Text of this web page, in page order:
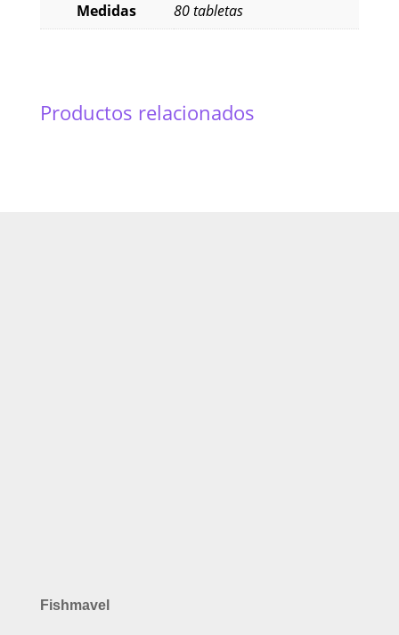
Medidas
80 tabletas
Productos relacionados
Fishmavel